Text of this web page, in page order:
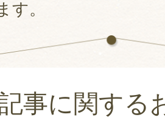
す。
事に関する